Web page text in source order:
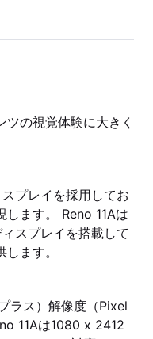
の視覚体験に大きく
プレイを採用してお
します。 Reno 11Aは
スプレイを搭載して
ます。
ラス）解像度（Pixel
11Aは1080 x 2412